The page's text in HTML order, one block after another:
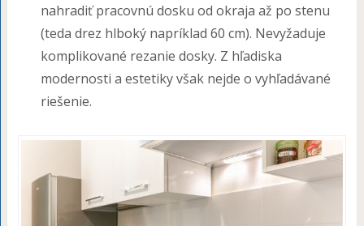
nahradiť pracovnú dosku od okraja až po stenu
(teda drez hlboký napríklad 60 cm). Nevyžaduje
komplikované rezanie dosky. Z hľadiska
modernosti a estetiky však nejde o vyhľadávané
riešenie.